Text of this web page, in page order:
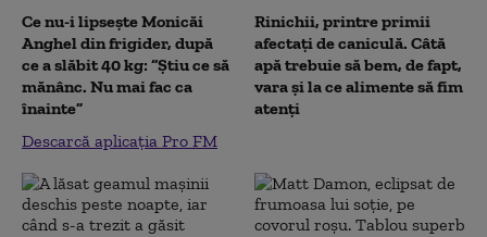
Ce nu-i lipsește Monicăi
Anghel din frigider, după
ce a slăbit 40 kg: “Știu ce să
mănânc. Nu mai fac ca
înainte”
Descarcă aplicația Pro FM
Rinichii, printre primii
afectați de caniculă. Câtă
apă trebuie să bem, de fapt,
vara și la ce alimente să fim
atenți